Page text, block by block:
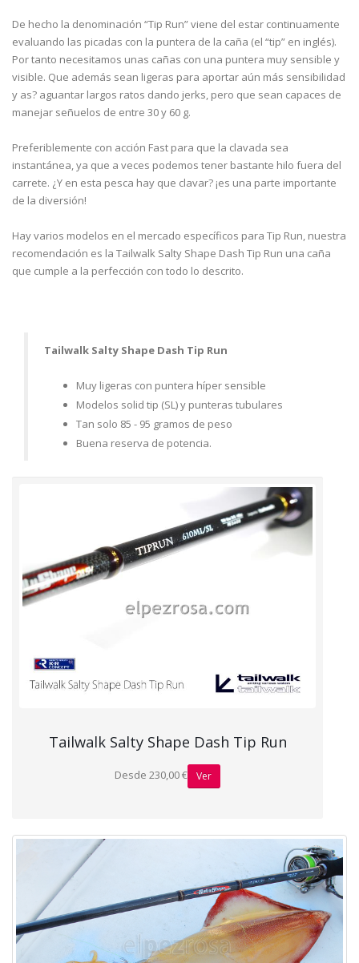
De hecho la denominación “Tip Run” viene del estar continuamente
evaluando las picadas con la puntera de la caña (el “tip” en inglés).
Por tanto necesitamos unas cañas con una puntera muy sensible y
visible. Que además sean ligeras para aportar aún más sensibilidad
y as? aguantar largos ratos dando jerks, pero que sean capaces de
manejar señuelos de entre 30 y 60 g.
Preferiblemente con acción Fast para que la clavada sea
instantánea, ya que a veces podemos tener bastante hilo fuera del
carrete. ¿Y en esta pesca hay que clavar? ¡es una parte importante
de la diversión!
Hay varios modelos en el mercado específicos para Tip Run, nuestra
recomendación es la Tailwalk Salty Shape Dash Tip Run una caña
que cumple a la perfección con todo lo descrito.
Tailwalk Salty Shape Dash Tip Run
Muy ligeras con puntera híper sensible
Modelos solid tip (SL) y punteras tubulares
Tan solo 85 - 95 gramos de peso
Buena reserva de potencia.
Tailwalk Salty Shape Dash Tip Run
Desde 230,00 € Ver